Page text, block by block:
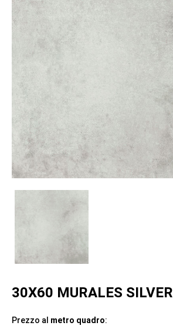
30X60 MURALES SILVER
Prezzo al metro quadro: